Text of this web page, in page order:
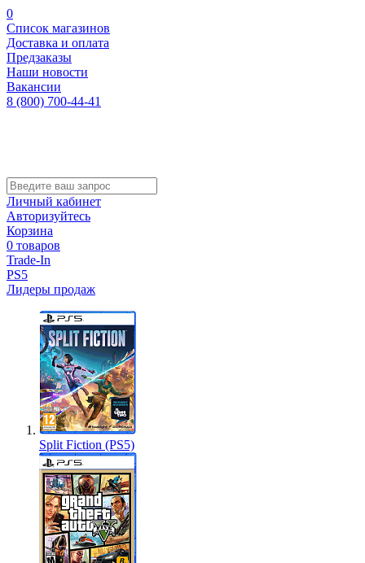
0
Список магазинов
Доставка и оплата
Предзаказы
Наши новости
Вакансии
8 (800) 700-44-41
Личный кабинет
Авторизуйтесь
Корзина
0 товаров
Trade-In
PS5
Лидеры продаж
Split Fiction (PS5)